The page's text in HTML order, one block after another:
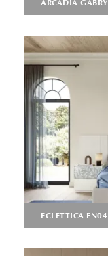
ARCADIA GABRY
ECLETTICA EN04